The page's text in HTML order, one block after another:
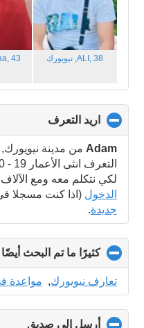
ALI, 38, نيويورك 43,
اريد التعرف
to
collapse
contents
Adam
التعرف انثى الأعمار 19 - 90 عاما
لكي نتكلم معه ومع
الدخول (اذا كنت مسجلا
جديدة.
كثيرًا ما تم البحث
تعارف نيويورك, مواعدة
أرسل إلى صديق